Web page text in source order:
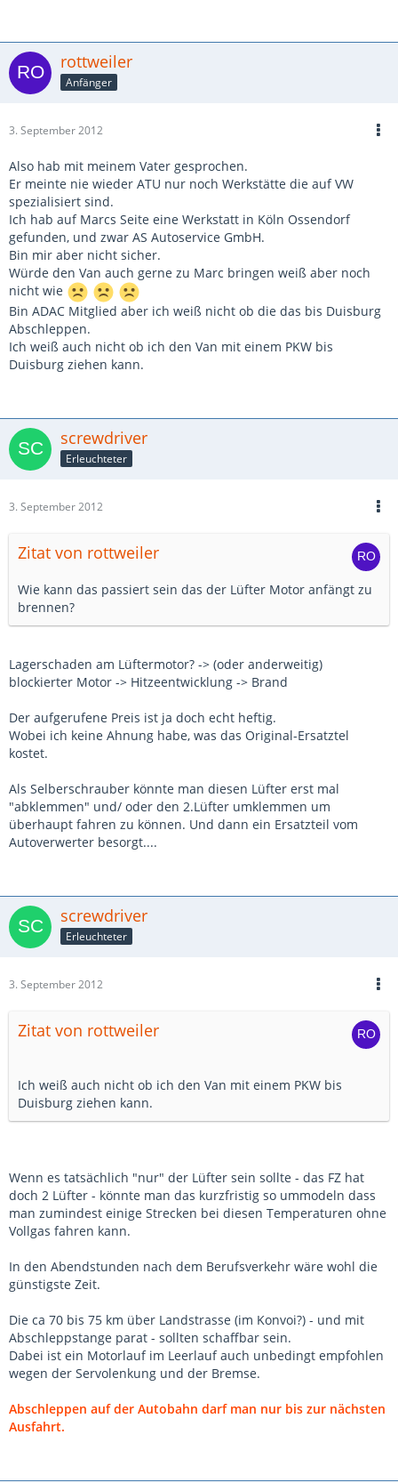
rottweiler
Anfänger
3. September 2012
Also hab mit meinem Vater gesprochen.
Er meinte nie wieder ATU nur noch Werkstätte die auf VW
spezialisiert sind.
Ich hab auf Marcs Seite eine Werkstatt in Köln Ossendorf
gefunden, und zwar AS Autoservice GmbH.
Bin mir aber nicht sicher.
Würde den Van auch gerne zu Marc bringen weiß aber noch
nicht wie
Bin ADAC Mitglied aber ich weiß nicht ob die das bis Duisburg
Abschleppen.
Ich weiß auch nicht ob ich den Van mit einem PKW bis
Duisburg ziehen kann.
screwdriver
Erleuchteter
3. September 2012
Zitat von rottweiler
Wie kann das passiert sein das der Lüfter Motor anfängt zu
brennen?
Lagerschaden am Lüftermotor? -> (oder anderweitig)
blockierter Motor -> Hitzeentwicklung -> Brand
Der aufgerufene Preis ist ja doch echt heftig.
Wobei ich keine Ahnung habe, was das Original-Ersatztel
kostet.
Als Selberschrauber könnte man diesen Lüfter erst mal
"abklemmen" und/ oder den 2.Lüfter umklemmen um
überhaupt fahren zu können. Und dann ein Ersatzteil vom
Autoverwerter besorgt....
screwdriver
Erleuchteter
3. September 2012
Zitat von rottweiler
Ich weiß auch nicht ob ich den Van mit einem PKW bis
Duisburg ziehen kann.
Wenn es tatsächlich "nur" der Lüfter sein sollte - das FZ hat
doch 2 Lüfter - könnte man das kurzfristig so ummodeln dass
man zumindest einige Strecken bei diesen Temperaturen ohne
Vollgas fahren kann.
In den Abendstunden nach dem Berufsverkehr wäre wohl die
günstigste Zeit.
Die ca 70 bis 75 km über Landstrasse (im Konvoi?) - und mit
Abschleppstange parat - sollten schaffbar sein.
Dabei ist ein Motorlauf im Leerlauf auch unbedingt empfohlen
wegen der Servolenkung und der Bremse.
Abschleppen auf der Autobahn darf man nur bis zur nächsten
Ausfahrt.